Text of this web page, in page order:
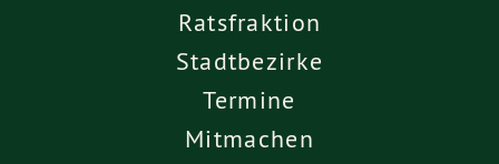
Ratsfraktion
Stadtbezirke
Termine
Mitmachen